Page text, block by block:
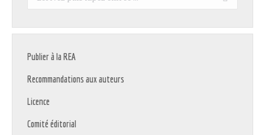
Publier à la REA
Recommandations aux auteurs
Licence
Comité éditorial